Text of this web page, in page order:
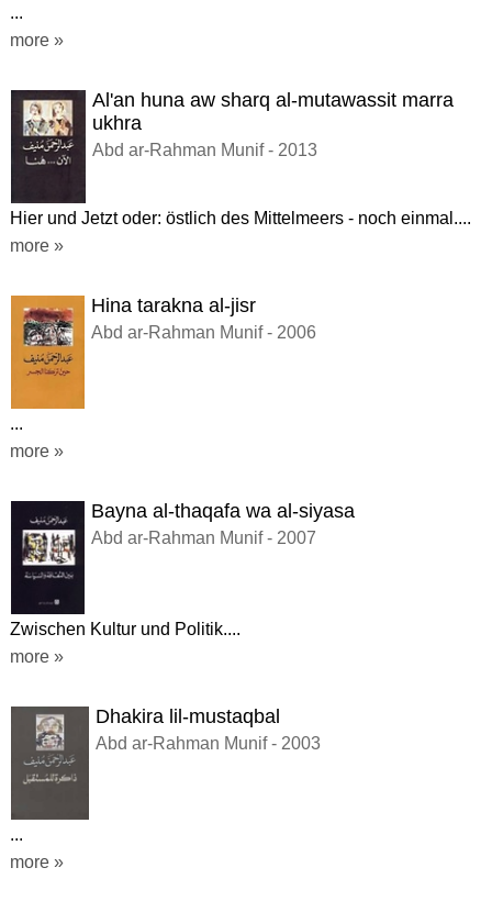
...
more »
Al'an huna aw sharq al-mutawassit marra
ukhra
Abd ar-Rahman Munif - 2013
Hier und Jetzt oder: östlich des Mittelmeers - noch einmal....
more »
Hina tarakna al-jisr
Abd ar-Rahman Munif - 2006
...
more »
Bayna al-thaqafa wa al-siyasa
Abd ar-Rahman Munif - 2007
Zwischen Kultur und Politik....
more »
Dhakira lil-mustaqbal
Abd ar-Rahman Munif - 2003
...
more »